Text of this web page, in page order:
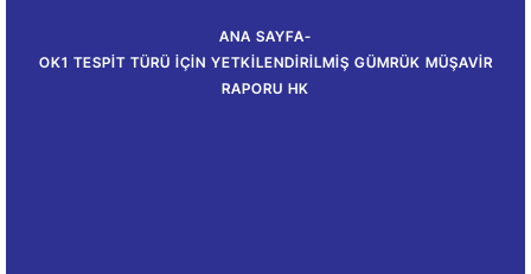
ANA SAYFA-
OK1 TESPIT TÜRÜ IÇIN YETKILENDIRILMIŞ GÜMRÜK MÜŞAVIR
RAPORU HK